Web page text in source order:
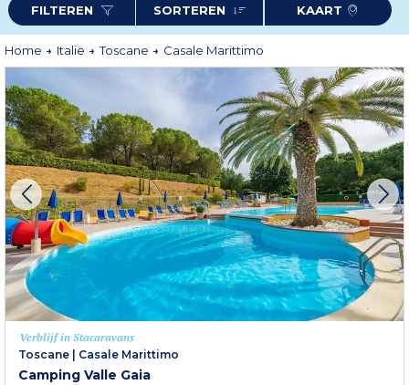
Pisa, allemaal gemakkelijk bereikbaar voor een daguitstap. Tussen
gastronomie, natuur en cultuur belooft Casale Marittimo een levendige en
betoverende vakantie in het hart van Toscane.
FILTEREN SORTEREN KAART
Home Italië Toscane Casale Marittimo
Verblijf in Stacaravans
Toscane
Casale Marittimo
Camping Valle Gaia